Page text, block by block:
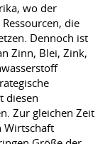
wo der
die
Dennoch ist
Zinn, Blei, Zink,
diesen
Zur gleichen Zeit
Wirtschaft